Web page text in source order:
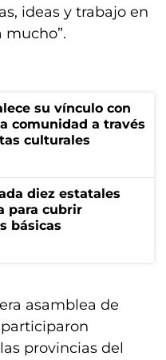
ideas y trabajo en
su vínculo con
comunidad a través
culturales
diez estatales
para cubrir
básicas
asamblea de
provincias del